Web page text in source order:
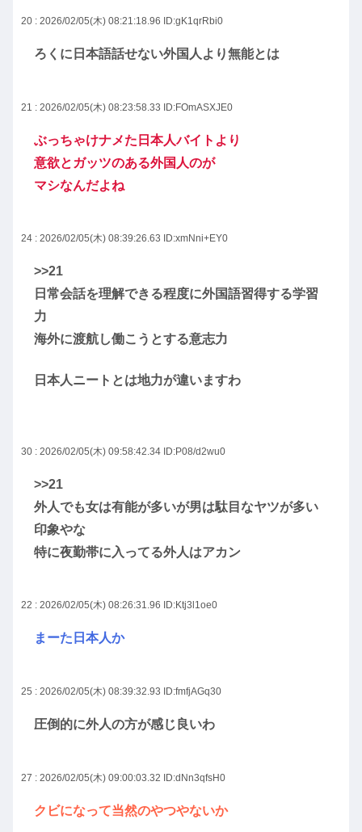
20 : 2026/02/05(木) 08:21:18.96 ID:gK1qrRbi0
ろくに日本語話せない外国人より無能とは
21 : 2026/02/05(木) 08:23:58.33 ID:FOmASXJE0
ぶっちゃけナメた日本人バイトより
意欲とガッツのある外国人のが
マシなんだよね
24 : 2026/02/05(木) 08:39:26.63 ID:xmNni+EY0
>>21
日常会話を理解できる程度に外国語習得する学習
力
海外に渡航し働こうとする意志力
日本人ニートとは地力が違いますわ
30 : 2026/02/05(木) 09:58:42.34 ID:P08/d2wu0
>>21
外人でも女は有能が多いが男は駄目なヤツが多い
印象やな
特に夜勤帯に入ってる外人はアカン
22 : 2026/02/05(木) 08:26:31.96 ID:Ktj3l1oe0
まーた日本人か
25 : 2026/02/05(木) 08:39:32.93 ID:fmfjAGq30
圧倒的に外人の方が感じ良いわ
27 : 2026/02/05(木) 09:00:03.32 ID:dNn3qfsH0
クビになって当然のやつやないか